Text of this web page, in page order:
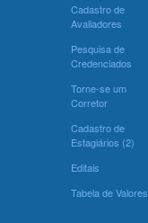
Cadastro de
Avaliadores
Pesquisa de
Credenciados
Torne-se um
Corretor
Cadastro de
Estagiários (2)
Editais
Tabela de Valores